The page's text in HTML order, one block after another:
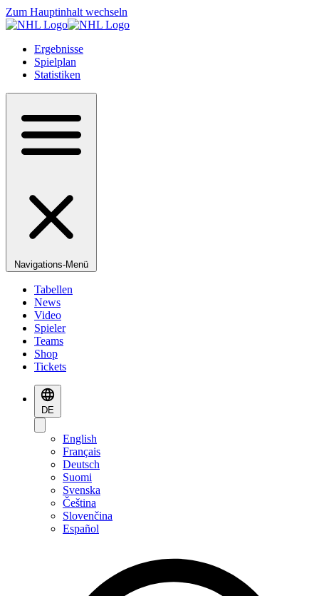
Zum Hauptinhalt wechseln
Ergebnisse
Spielplan
Statistiken
Navigations-Menü
Tabellen
News
Video
Spieler
Teams
Shop
Tickets
DE
English
Français
Deutsch
Suomi
Svenska
Čeština
Slovenčina
Español